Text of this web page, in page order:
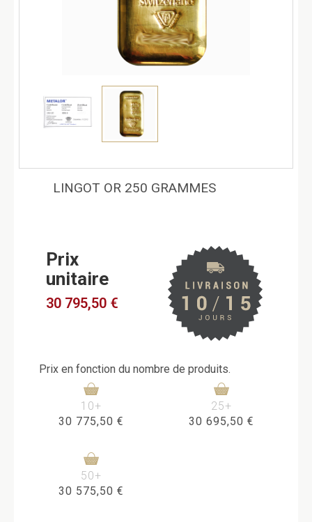
LINGOT OR 250 GRAMMES
Prix
unitaire
30 795,50 €
Prix en fonction du nombre de produits.
10+
30 775,50 €
25+
30 695,50 €
50+
30 575,50 €